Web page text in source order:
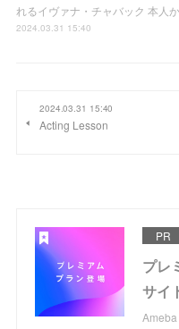
れるイヴァナ・チャバック 本人
2024.03.31 15:40
2024.03.31 15:40
Acting Lesson
PR
プレ
サイ